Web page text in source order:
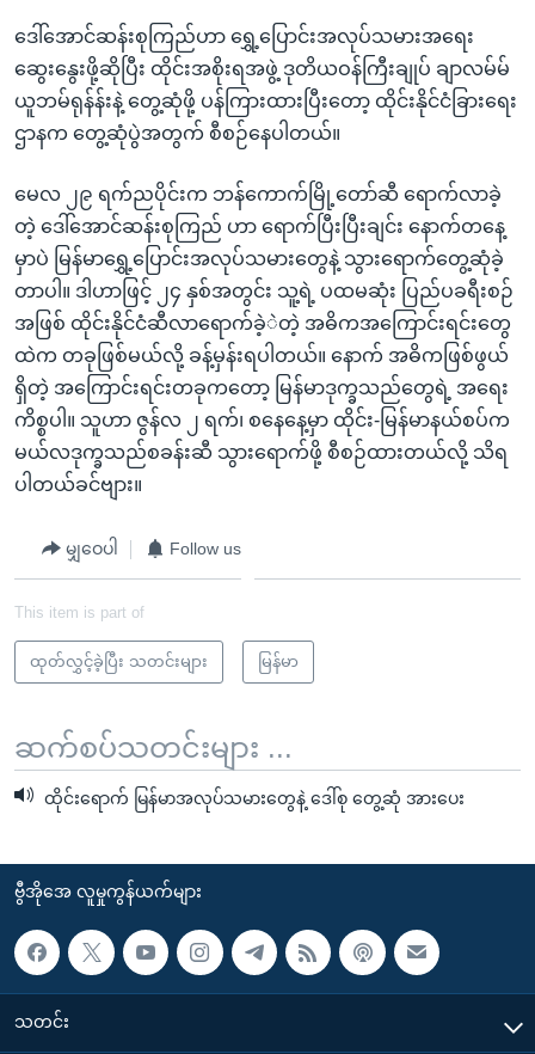
ဒေါ်အောင်ဆန်းစုကြည်ဟာ ရွှေ့ပြောင်းအလုပ်သမားအရေး
ဆွေးနွေးဖို့ဆိုပြီး ထိုင်းအစိုးရအဖွဲ့ ဒုတိယဝန်ကြီးချုပ် ချာလမ်မ်
ယူဘမ်ရုန်န်းနဲ့ တွေ့ဆုံဖို့ ပန်ကြားထားပြီးတော့ ထိုင်းနိုင်ငံခြားရေး
ဌာနက တွေ့ဆုံပွဲအတွက် စီစဉ်နေပါတယ်။
မေလ ၂၉ ရက်ညပိုင်းက ဘန်ကောက်မြို့တော်ဆီ ရောက်လာခဲ့
တဲ့ ဒေါ်အောင်ဆန်းစုကြည် ဟာ ရောက်ပြီးပြီးချင်း နောက်တနေ့
မှာပဲ မြန်မာရွှေ့ပြောင်းအလုပ်သမားတွေနဲ့ သွားရောက်တွေ့ဆုံခဲ့
တာပါ။ ဒါဟာဖြင့် ၂၄ နှစ်အတွင်း သူ့ရဲ့ ပထမဆုံး ပြည်ပခရီးစဉ်
အဖြစ် ထိုင်းနိုင်ငံဆီလာရောက်ခဲ့ဲတဲ့ အဓိကအကြောင်းရင်းတွေ
ထဲက တခုဖြစ်မယ်လို့ ခန့်မှန်းရပါတယ်။ နောက် အဓိကဖြစ်ဖွယ်
ရှိတဲ့ အကြောင်းရင်းတခုကတော့ မြန်မာဒုက္ခသည်တွေရဲ့ အရေး
ကိစ္စပါ။ သူဟာ ဇွန်လ ၂ ရက်၊ စနေနေ့မှာ ထိုင်း-မြန်မာနယ်စပ်က
မယ်လဒုက္ခသည်စခန်းဆီ သွားရောက်ဖို့ စီစဉ်ထားတယ်လို့ သိရ
ပါတယ်ခင်ဗျား။
မျှဝေပါ Follow us
This item is part of
ထုတ်လွှင့်ခဲ့ပြီး သတင်းများ မြန်မာ
ဆက်စပ်သတင်းများ ...
ထိုင်းရောက် မြန်မာအလုပ်သမားတွေနဲ့ ဒေါ်စု တွေ့ဆုံ အားပေး
ဗွီအိုအေ လူမှုကွန်ယက်များ
သတင်း